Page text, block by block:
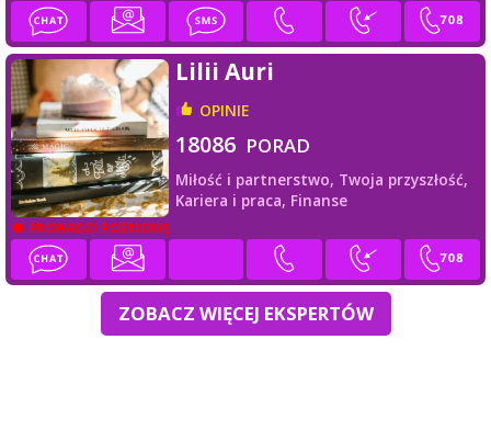
PROWADZI ROZMOWĘ
Lilii Auri
OPINIE
18086 PORAD
Miłość i partnerstwo, Twoja przyszłość,
Kariera i praca, Finanse
ZOBACZ WIĘCEJ EKSPERTÓW